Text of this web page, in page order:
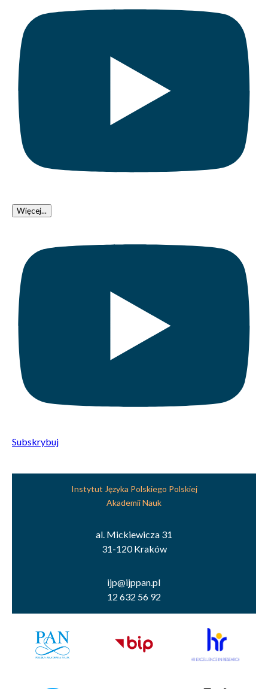
Więcej...
Subskrybuj
Instytut Języka Polskiego Polskiej
Akademii Nauk
al. Mickiewicza 31
31-120 Kraków
ijp@ijppan.pl
12 632 56 92